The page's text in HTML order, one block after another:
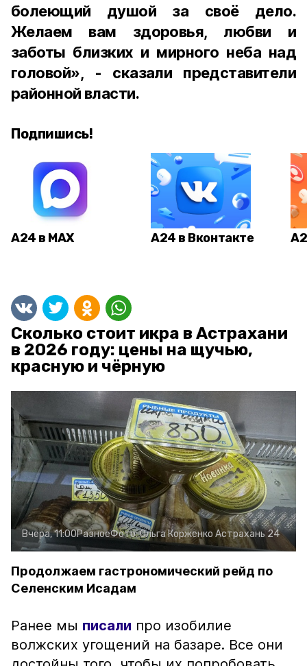
болеющий душой за своё дело.
Желаем вам здоровья, любви и
заботы близких и мирного неба над
головой», - сказали представители
районной власти.
Подпишись!
А24 в MAX А24 в Вконтакте
Сколько стоит икра в Астрахани
в 2026 году: цены на щучью,
красную и чёрную
Вчера, 11:00РазноеФото:Ольга Корженко Астрахань 24
Продолжаем гастрономический рейд по
Селенским Исадам
Ранее мы писали про изобилие
волжских угощений на базаре. Все они